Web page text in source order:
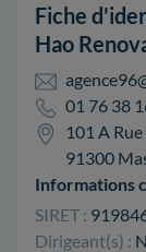
Fiche
Hao
01 76 38
101 A
91300
Informations
SIRET :
Dirigeant(s) :